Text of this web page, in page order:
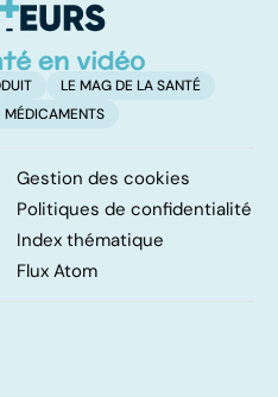
LE MAG DE LA SANTÉ
MÉDICAMENTS
Gestion des cookies
Politiques de confidentialité
Index thématique
Flux Atom